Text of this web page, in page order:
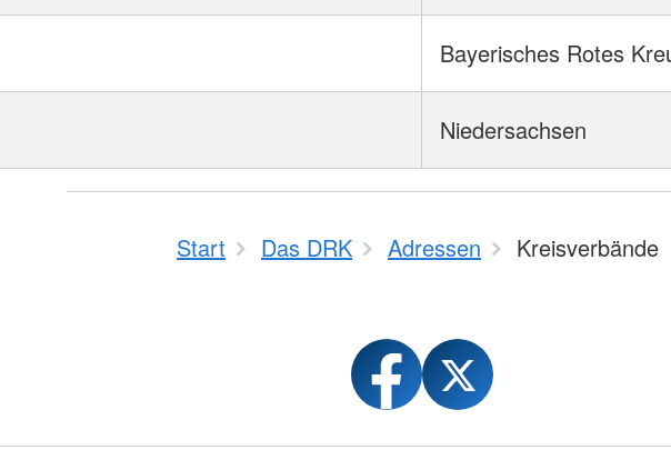
Bayerisches Rotes
Niedersachsen
Start Das DRK Adressen Kreisverbände